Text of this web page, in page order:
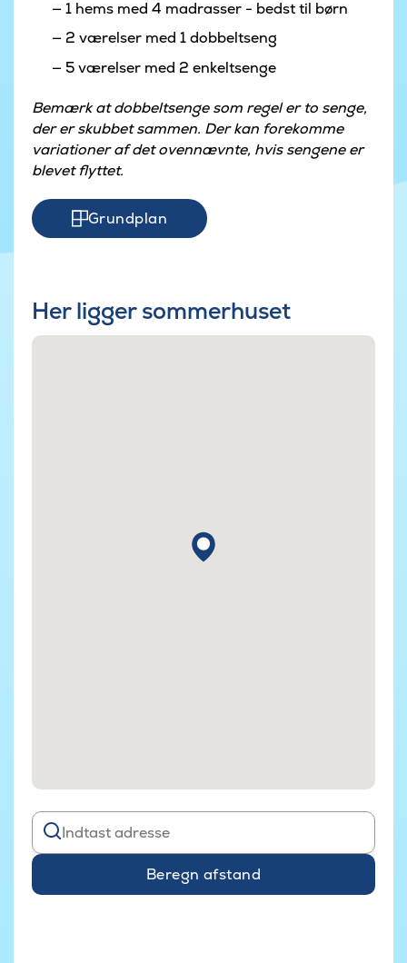
1 hems med 4 madrasser - bedst til børn
2 værelser med 1 dobbeltseng
5 værelser med 2 enkeltsenge
Bemærk at dobbeltsenge som regel er to senge,
der er skubbet sammen. Der kan forekomme
variationer af det ovennævnte, hvis sengene er
blevet flyttet.
Grundplan
Her ligger sommerhuset
Beregn afstand